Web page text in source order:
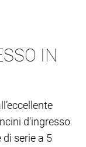
IN
d'ingresso
serie a 5